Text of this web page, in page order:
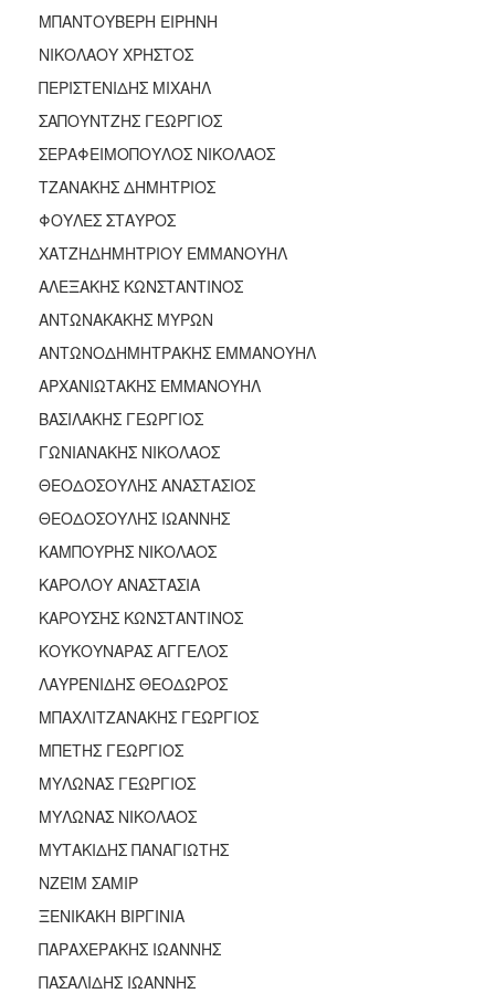
ΤΟΠΟΣ
ΠΟΛΙΤΙΣΜΟΣ
ΠΟΛΗ
ΜΠΑΝΤΟΥΒΕΡΗ ΕΙΡΗΝΗ
ΝΙΚΟΛΑΟΥ ΧΡΗΣΤΟΣ
ΠΕΡΙΣΤΕΝΙΔΗΣ ΜΙΧΑΗΛ
ΣΑΠΟΥΝΤΖΗΣ ΓΕΩΡΓΙΟΣ
ΣΕΡΑΦΕΙΜΟΠΟΥΛΟΣ ΝΙΚΟΛΑΟΣ
ΤΖΑΝΑΚΗΣ ΔΗΜΗΤΡΙΟΣ
ΦΟΥΛΕΣ ΣΤΑΥΡΟΣ
ΧΑΤΖΗΔΗΜΗΤΡΙΟΥ ΕΜΜΑΝΟΥΗΛ
ΑΛΕΞΑΚΗΣ ΚΩΝΣΤΑΝΤΙΝΟΣ
ΑΝΤΩΝΑΚΑΚΗΣ ΜΥΡΩΝ
ΑΝΤΩΝΟΔΗΜΗΤΡΑΚΗΣ ΕΜΜΑΝΟΥΗΛ
ΑΡΧΑΝΙΩΤΑΚΗΣ ΕΜΜΑΝΟΥΗΛ
ΒΑΣΙΛΑΚΗΣ ΓΕΩΡΓΙΟΣ
ΓΩΝΙΑΝΑΚΗΣ ΝΙΚΟΛΑΟΣ
ΘΕΟΔΟΣΟΥΛΗΣ ΑΝΑΣΤΑΣΙΟΣ
ΘΕΟΔΟΣΟΥΛΗΣ ΙΩΑΝΝΗΣ
ΚΑΜΠΟΥΡΗΣ ΝΙΚΟΛΑΟΣ
ΚΑΡΟΛΟΥ ΑΝΑΣΤΑΣΙΑ
ΚΑΡΟΥΣΗΣ ΚΩΝΣΤΑΝΤΙΝΟΣ
ΚΟΥΚΟΥΝΑΡΑΣ ΑΓΓΕΛΟΣ
ΛΑΥΡΕΝΙΔΗΣ ΘΕΟΔΩΡΟΣ
ΜΠΑΧΛΙΤΖΑΝΑΚΗΣ ΓΕΩΡΓΙΟΣ
ΜΠΕΤΗΣ ΓΕΩΡΓΙΟΣ
ΜΥΛΩΝΑΣ ΓΕΩΡΓΙΟΣ
ΜΥΛΩΝΑΣ ΝΙΚΟΛΑΟΣ
ΜΥΤΑΚΙΔΗΣ ΠΑΝΑΓΙΩΤΗΣ
ΝΖΕΪΜ ΣΑΜΙΡ
ΞΕΝΙΚΑΚΗ ΒΙΡΓΙΝΙΑ
ΠΑΡΑΧΕΡΑΚΗΣ ΙΩΑΝΝΗΣ
ΠΑΣΑΛΙΔΗΣ ΙΩΑΝΝΗΣ